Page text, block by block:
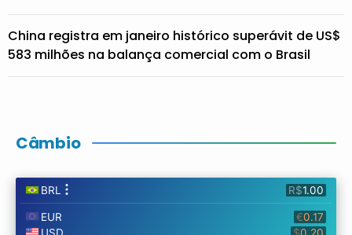
China registra em janeiro histórico superávit de US$
583 milhões na balança comercial com o Brasil
Câmbio